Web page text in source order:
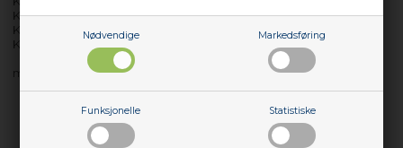
Nødvendige Markedsføring
Funksjonelle Statistiske
KF5326-90FN X
KF5356-90FN
KF5356-90FN X
med flere…